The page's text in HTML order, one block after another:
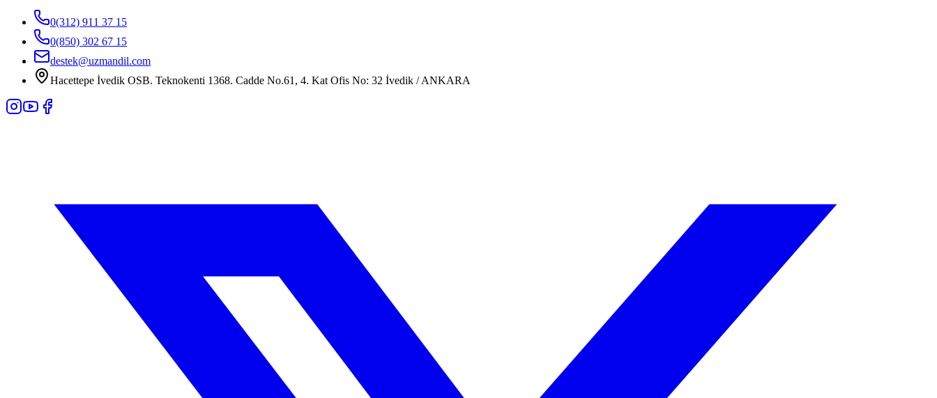
0(312) 911 37 15
0(850) 302 67 15
destek@uzmandil.com
Hacettepe İvedik OSB. Teknokenti 1368. Cadde No.61, 4. Kat Ofis No: 32 İvedik / ANKARA